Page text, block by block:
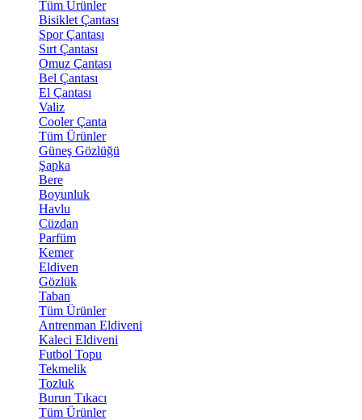
Tüm Ürünler
Bisiklet Çantası
Spor Çantası
Sırt Çantası
Omuz Çantası
Bel Çantası
El Çantası
Valiz
Cooler Çanta
Tüm Ürünler
Güneş Gözlüğü
Şapka
Bere
Boyunluk
Havlu
Cüzdan
Parfüm
Kemer
Eldiven
Gözlük
Taban
Tüm Ürünler
Antrenman Eldiveni
Kaleci Eldiveni
Futbol Topu
Tekmelik
Tozluk
Burun Tıkacı
Tüm Ürünler